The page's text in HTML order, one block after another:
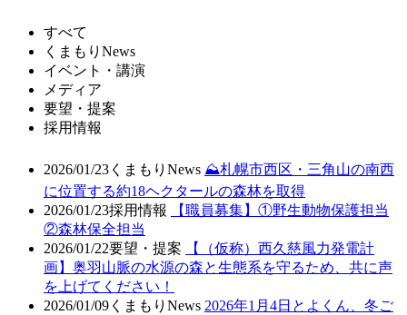
すべて
くまもりNews
イベント・講演
メディア
要望・提案
採用情報
2026/01/23 くまもりNews ⛰️札幌市西区・三角山の南西
に位置する約18ヘクタールの森林を取得
2026/01/23採用情報
【職員募集】①野生動物保護担当
②森林保全担当
2026/01/22要望・提案
【（仮称）西久慈風力発電計
画】奥羽山脈の水源の森と生態系を守るため、共に声
を上げてください！
2026/01/09 くまもりNews 2026年1月4日とよくん、冬ご